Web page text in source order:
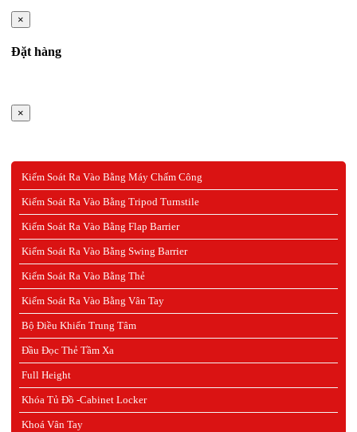
×
Đặt hàng
×
Kiểm Soát Ra Vào Bằng Máy Chấm Công
Kiểm Soát Ra Vào Bằng Tripod Turnstile
Kiểm Soát Ra Vào Bằng Flap Barrier
Kiểm Soát Ra Vào Bằng Swing Barrier
Kiểm Soát Ra Vào Bằng Thẻ
Kiểm Soát Ra Vào Bằng Vân Tay
Bộ Điều Khiển Trung Tâm
Đầu Đọc Thẻ Tầm Xa
Full Height
Khóa Tủ Đồ -Cabinet Locker
Khoá Vân Tay